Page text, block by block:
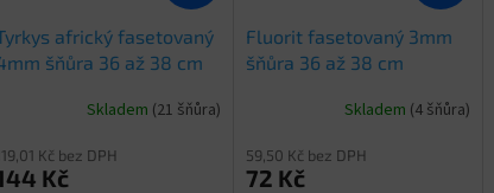
africký fasetovaný
šňůra 36 až 38 cm
Skladem (21 šňůra)
Kč bez DPH
Kč
Fluorit fasetovaný 3mm
šňůra 36 až 38 cm
Skladem (4 šňůra)
59,50 Kč bez DPH
72 Kč